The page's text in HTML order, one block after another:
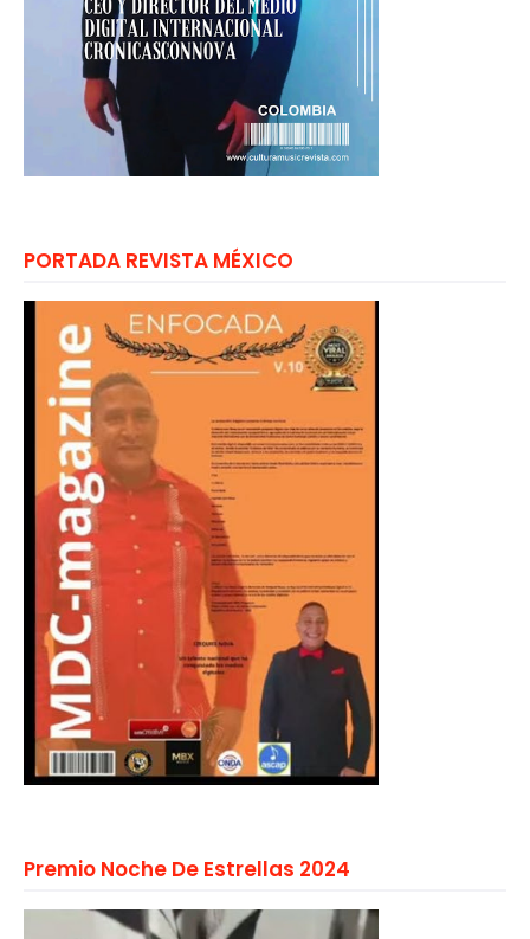
PORTADA REVISTA MÉXICO
Premio Noche De Estrellas 2024